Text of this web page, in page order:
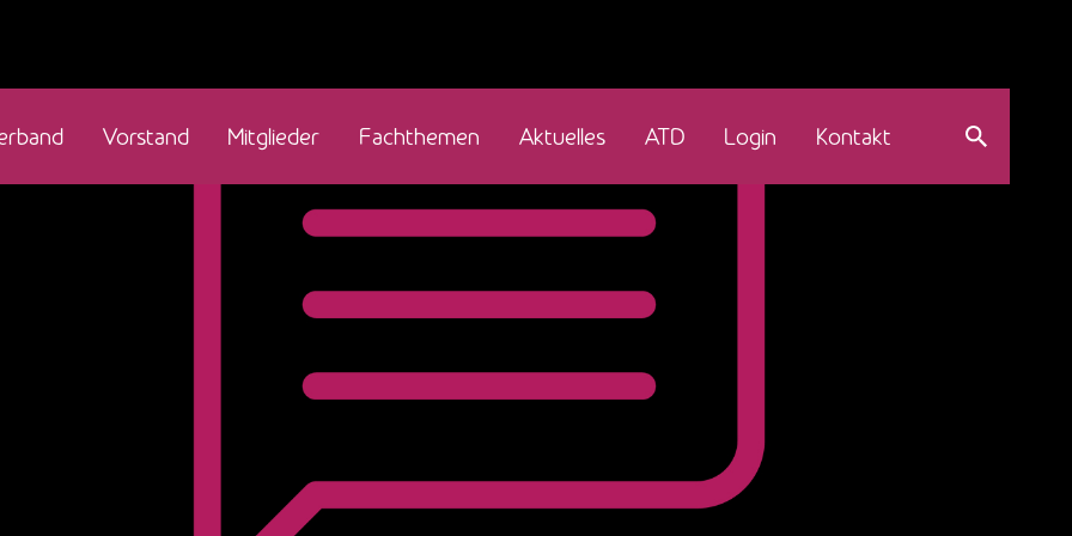
Vorstand Mitglieder Fachthemen Aktuelles ATD Login Kontakt